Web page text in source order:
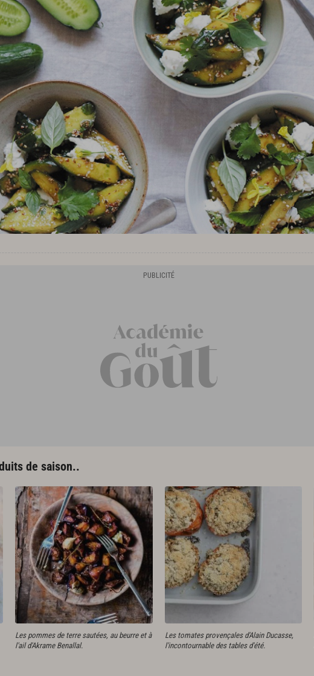
de saison..
Les pommes de terre sautées, au beurre et à
l'ail d'Akrame Benallal.
Les tomates provençales d'Alain Ducasse,
l'incontournable des tables d'été.